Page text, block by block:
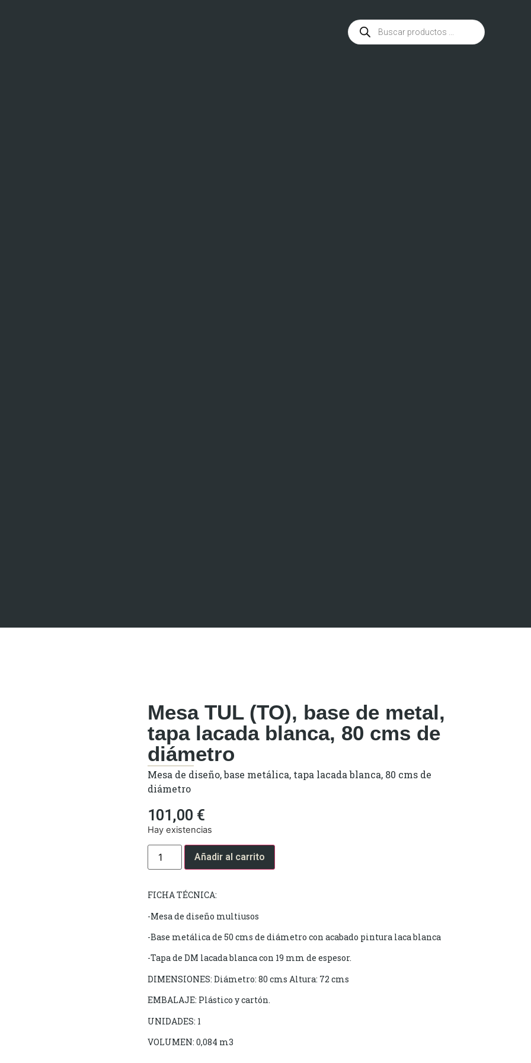
Mesa TUL (TO), base de metal,
tapa lacada blanca, 80 cms de
diámetro
Mesa de diseño, base metálica, tapa lacada blanca, 80 cms de
diámetro
101,00 €
Hay existencias
Añadir al carrito
FICHA TÉCNICA:
-Mesa de diseño multiusos
-Base metálica de 50 cms de diámetro con acabado pintura laca blanca
-Tapa de DM lacada blanca con 19 mm de espesor.
DIMENSIONES: Diámetro: 80 cms Altura: 72 cms
EMBALAJE: Plástico y cartón.
UNIDADES: 1
VOLUMEN: 0,084 m3